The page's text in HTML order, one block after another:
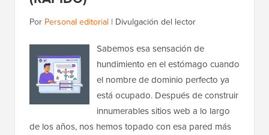
Por Personal editorial | Divulgación del lector
Sabemos esa sensación de
hundimiento en el estómago cuando
el nombre de dominio perfecto ya
está ocupado. Después de construir
innumerables sitios web a lo largo
de los años, nos hemos topado con esa pared más